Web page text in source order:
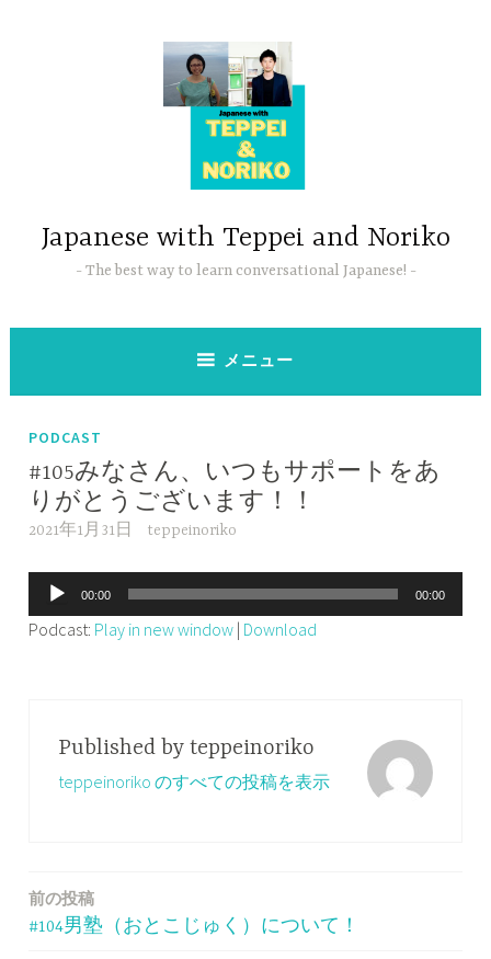
Japanese with Teppei and Noriko
The best way to learn conversational Japanese!
メニュー
PODCAST
#105みなさん、いつもサポートをあ
りがとうございます！！
2021年1月31日 teppeinoriko
声
プ
00:00 00:00
Podcast: Play in new window | Download
Published by teppeinoriko
teppeinoriko のすべての投稿を表示
投
前の投稿
#104男塾（おとこじゅく）について！